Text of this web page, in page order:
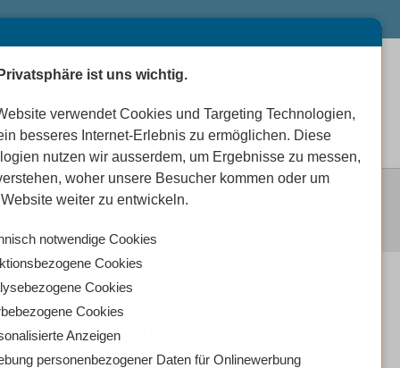
BALL MINT
Dental-Ball Mint
ist uns wichtig.
verwendet Cookies und Targeting Technologien,
besseres Internet-Erlebnis zu ermöglichen. Diese
nutzen wir ausserdem, um Ergebnisse zu messen,
woher unsere Besucher kommen oder um
weiter zu entwickeln.
notwendige Cookies
Cookies
Cookies
Cookies
Anzeigen
personenbezogener Daten für Onlinewerbung